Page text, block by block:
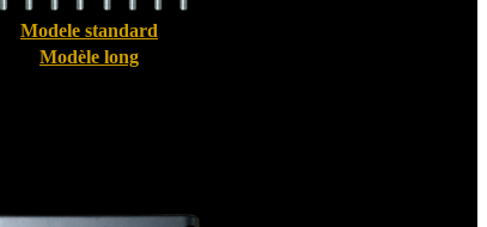
Modele standard
Modèle long